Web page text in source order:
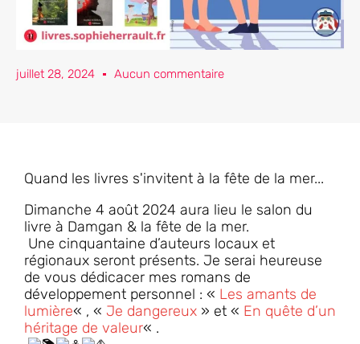
juillet 28, 2024 Aucun commentaire
Quand les livres s'invitent à la fête de la mer...
Dimanche 4 août 2024 aura lieu le salon du
livre à Damgan & la fête de la mer.
Une cinquantaine d’auteurs locaux et
régionaux seront présents. Je serai heureuse
de vous dédicacer mes romans de
développement personnel : « Les amants de
lumière« , « Je dangereux » et « En quête d’un
héritage de valeur« .